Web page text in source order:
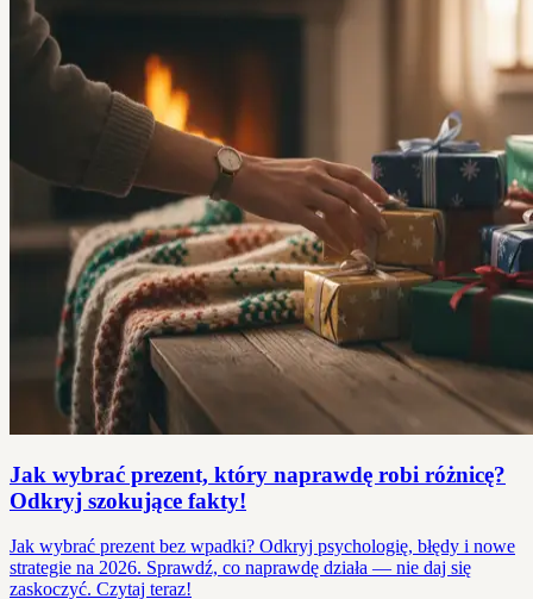
Jak wybrać prezent, który naprawdę robi różnicę?
Odkryj szokujące fakty!
Jak wybrać prezent bez wpadki? Odkryj psychologię, błędy i nowe
strategie na 2026. Sprawdź, co naprawdę działa — nie daj się
zaskoczyć. Czytaj teraz!